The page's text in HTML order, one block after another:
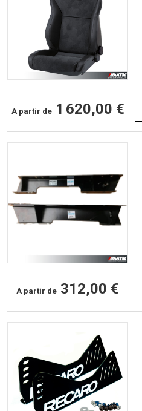
A partir de 1 620,00 €
A partir de 312,00 €